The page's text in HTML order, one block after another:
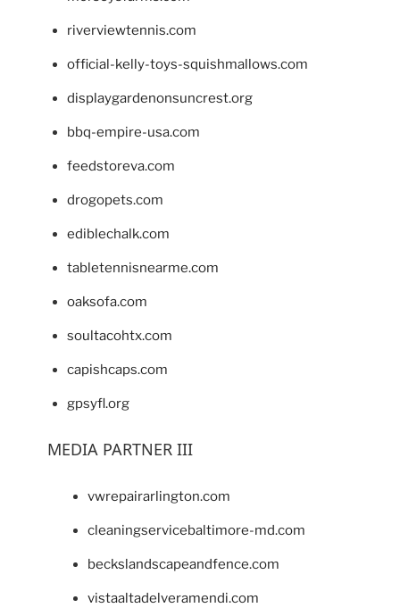
riverviewtennis.com
official-kelly-toys-squishmallows.com
displaygardenonsuncrest.org
bbq-empire-usa.com
feedstoreva.com
drogopets.com
ediblechalk.com
tabletennisnearme.com
oaksofa.com
soultacohtx.com
capishcaps.com
gpsyfl.org
MEDIA PARTNER III
vwrepairarlington.com
cleaningservicebaltimore-md.com
beckslandscapeandfence.com
vistaaltadelveramendi.com